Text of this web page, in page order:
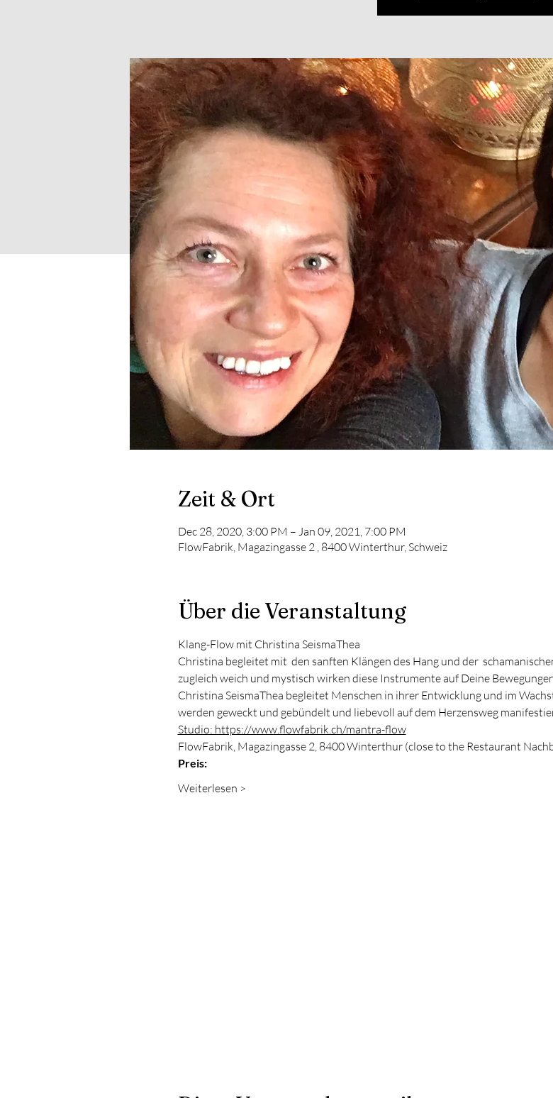
Zeit & Ort
Dec 28, 2020, 3:00 PM – Jan 09, 2021, 7:00 PM
FlowFabrik, Magazingasse 2 , 8400 Winterthur, Schweiz
Über die Veranstaltung
Klang-Flow mit Christina SeismaThea
Christina begleitet mit  den sanften Klängen des Hang und der
zugleich weich und mystisch wirken diese Instrumente auf Deine
Christina SeismaThea begleitet Menschen in ihrer Entwicklung und im
werden geweckt und gebündelt und liebevoll auf dem Herzensweg
Studio: https://www.flowfabrik.ch/mantra-flow
​FlowFabrik, Magazingasse 2, 8400 Winterthur (close to the Restaurant
Preis:
Weiterlesen >